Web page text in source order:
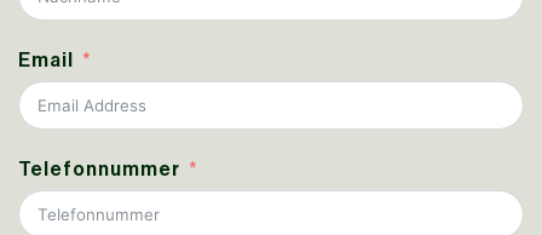
Email
Telefonnummer